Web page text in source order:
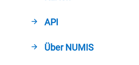
API
Über NUMIS